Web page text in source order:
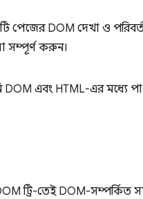
DOM দেখা ও
সম্পূর্ণ করুন।
এবং HTML-এর মধ্যে
ট্রি-তেই DOM-সম্পর্কিত